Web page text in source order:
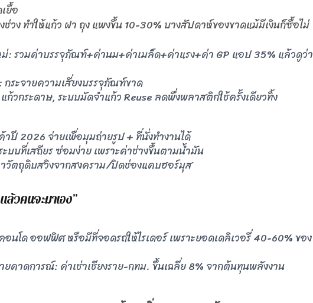
ยื้อ
วง ทำให้แก้ว ฝา ถุง แพงขึ้น 10-30% บางสัปดาห์ของขาดแม้มีเงินก็ซื้อไม่
รวมค่าบรรจุภัณฑ์+ค่านม+ค่าเมล็ด+ค่าแรง+ค่า GP แอป 35% แล้วดูว่า
ระจายความเสี่ยงบรรจุภัณฑ์ขาด
วกระดาษ, ระบบมัดจำแก้ว Reuse ลดพึ่งพลาสติกใช้ครั้งเดียวทิ้ง
ปี 2026 จ่ายเพื่อมุมถ่ายรูป + ที่นั่งทำงานได้
บบที่เสถียร ซ่อมง่าย เพราะค่าช่างขึ้นตามน้ำมัน
วัตถุดิบสวิงจากสงคราม/ปิดช่องแคบฮอร์มุส
ล้วคนจะมาเอง”
นโด ออฟฟิศ หรือมีที่จอดรถให้ไรเดอร์ เพราะยอดเดลิเวอรี่ 40-60% ของ
ยคาดการณ์: ค่าเช่าเชียงราย-กทม. ขึ้นเฉลี่ย 8% จากต้นทุนพลังงาน